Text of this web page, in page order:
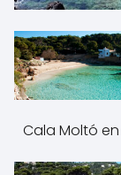
Cala Moltó